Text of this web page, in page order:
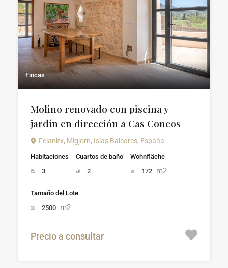
Fincas
Molino renovado con piscina y
jardín en dirección a Cas Concos
Felanitx, Migjorn, Islas Baleares, España
Habitaciones
3
Cuartos de baño
2
Wohnfläche
172 m2
Tamaño del Lote
2500 m2
Precio a consultar